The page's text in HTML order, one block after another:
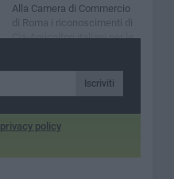
Alla Camera di Commercio
di Roma i riconoscimenti di
Cia-Agricoltori italiani per le
Iscriviti
privacy policy